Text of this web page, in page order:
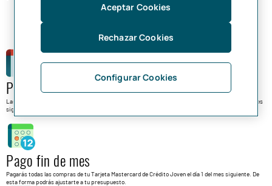
Pago semanal
Las compras que hagas con tu tarjeta de crédito durante la semana se cargarán en tu cuenta al lunes
siguiente. Así, tu crédito estará disponible cada semana.
Pago fin de mes
Pagarás todas las compras de tu Tarjeta Mastercard de Crédito Joven el día 1 del mes siguiente. De
esta forma podrás ajustarte a tu presupuesto.
Configurar Cookies
Rechazar Cookies
Aceptar Cookies